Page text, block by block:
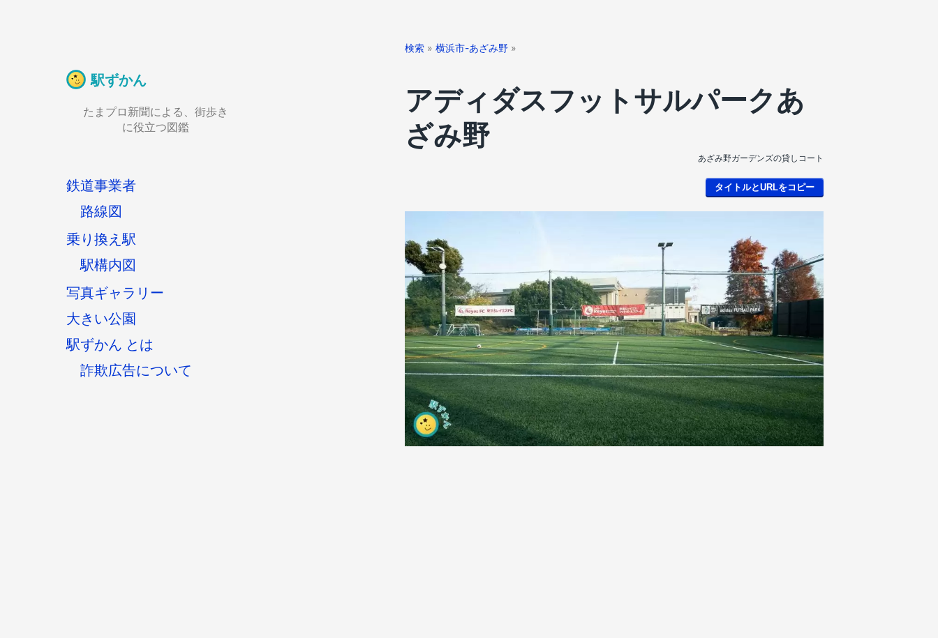
駅ずかん
たまプロ新聞による、街歩き
に役立つ図鑑
鉄道事業者
路線図
乗り換え駅
駅構内図
写真ギャラリー
大きい公園
駅ずかん とは
詐欺広告について
検索» 横浜市-あざみ野»
アディダスフットサルパークあ
ざみ野
あざみ野ガーデンズの貸しコート
タイトルとURLをコピー